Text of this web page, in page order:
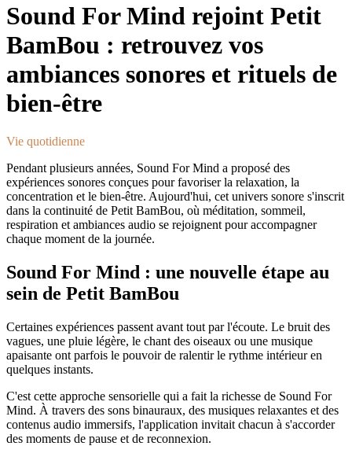
Sound For Mind rejoint Petit
BamBou : retrouvez vos
ambiances sonores et rituels de
bien-être
Vie quotidienne
Pendant plusieurs années, Sound For Mind a proposé des
expériences sonores conçues pour favoriser la relaxation, la
concentration et le bien-être. Aujourd'hui, cet univers sonore s'inscrit
dans la continuité de Petit BamBou, où méditation, sommeil,
respiration et ambiances audio se rejoignent pour accompagner
chaque moment de la journée.
Sound For Mind : une nouvelle étape au
sein de Petit BamBou
Certaines expériences passent avant tout par l'écoute. Le bruit des
vagues, une pluie légère, le chant des oiseaux ou une musique
apaisante ont parfois le pouvoir de ralentir le rythme intérieur en
quelques instants.
C'est cette approche sensorielle qui a fait la richesse de Sound For
Mind. À travers des sons binauraux, des musiques relaxantes et des
contenus audio immersifs, l'application invitait chacun à s'accorder
des moments de pause et de reconnexion.